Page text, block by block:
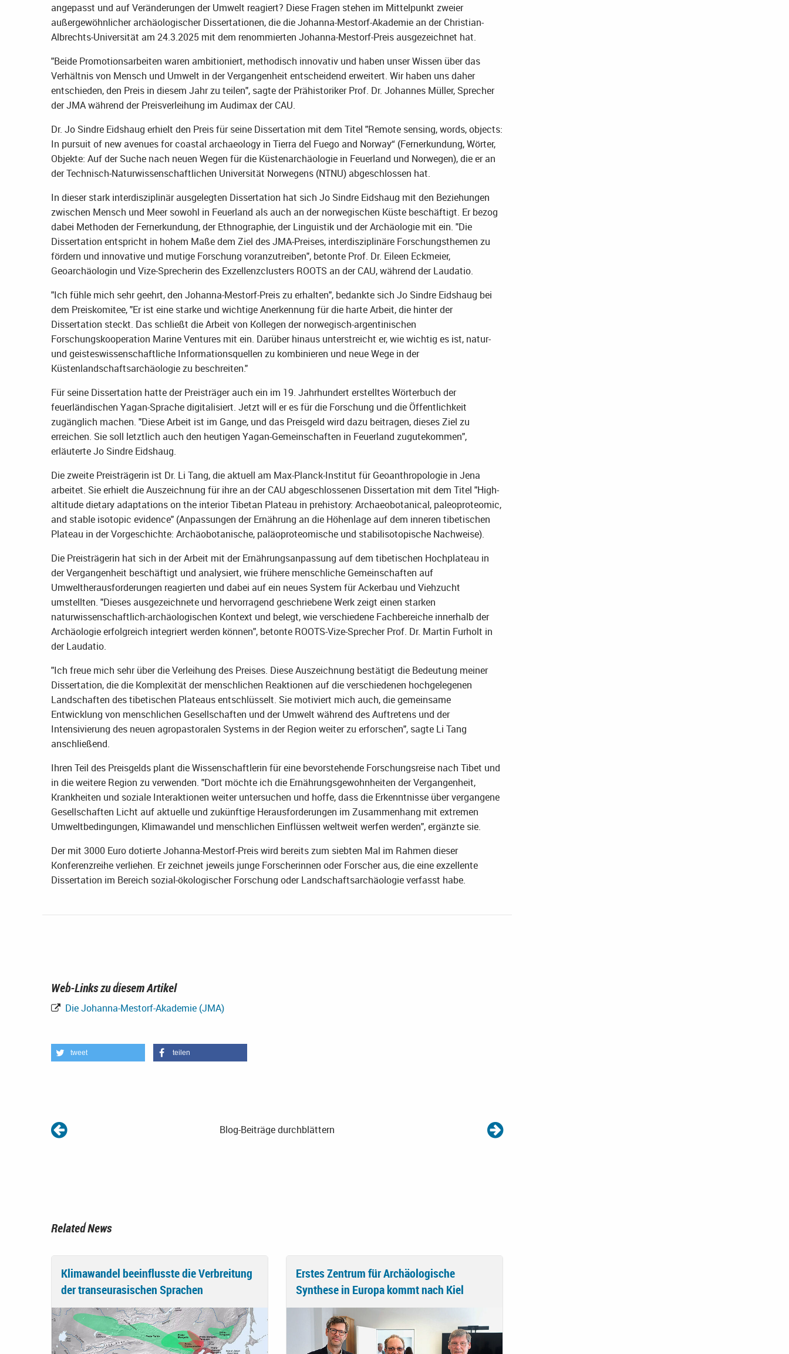
angepasst und auf Veränderungen der Umwelt reagiert? Diese Fragen stehen im Mittelpunkt zweier
außergewöhnlicher archäologischer Dissertationen, die die Johanna-Mestorf-Akademie an der Christian-
Albrechts-Universität am 24.3.2025 mit dem renommierten Johanna-Mestorf-Preis ausgezeichnet hat.
"Beide Promotionsarbeiten waren ambitioniert, methodisch innovativ und haben unser Wissen über das
Verhältnis von Mensch und Umwelt in der Vergangenheit entscheidend erweitert. Wir haben uns daher
entschieden, den Preis in diesem Jahr zu teilen", sagte der Prähistoriker Prof. Dr. Johannes Müller, Sprecher
der JMA während der Preisverleihung im Audimax der CAU.
Dr. Jo Sindre Eidshaug erhielt den Preis für seine Dissertation mit dem Titel "Remote sensing, words, objects:
In pursuit of new avenues for coastal archaeology in Tierra del Fuego and Norway“ (Fernerkundung, Wörter,
Objekte: Auf der Suche nach neuen Wegen für die Küstenarchäologie in Feuerland und Norwegen), die er an
der Technisch-Naturwissenschaftlichen Universität Norwegens (NTNU) abgeschlossen hat.
In dieser stark interdisziplinär ausgelegten Dissertation hat sich Jo Sindre Eidshaug mit den Beziehungen
zwischen Mensch und Meer sowohl in Feuerland als auch an der norwegischen Küste beschäftigt. Er bezog
dabei Methoden der Fernerkundung, der Ethnographie, der Linguistik und der Archäologie mit ein. "Die
Dissertation entspricht in hohem Maße dem Ziel des JMA-Preises, interdisziplinäre Forschungsthemen zu
fördern und innovative und mutige Forschung voranzutreiben", betonte Prof. Dr. Eileen Eckmeier,
Geoarchäologin und Vize-Sprecherin des Exzellenzclusters ROOTS an der CAU, während der Laudatio.
"Ich fühle mich sehr geehrt, den Johanna-Mestorf-Preis zu erhalten", bedankte sich Jo Sindre Eidshaug bei
dem Preiskomitee, "Er ist eine starke und wichtige Anerkennung für die harte Arbeit, die hinter der
Dissertation steckt. Das schließt die Arbeit von Kollegen der norwegisch-argentinischen
Forschungskooperation Marine Ventures mit ein. Darüber hinaus unterstreicht er, wie wichtig es ist, natur-
und geisteswissenschaftliche Informationsquellen zu kombinieren und neue Wege in der
Küstenlandschaftsarchäologie zu beschreiten."
Für seine Dissertation hatte der Preisträger auch ein im 19. Jahrhundert erstelltes Wörterbuch der
feuerländischen Yagan-Sprache digitalisiert. Jetzt will er es für die Forschung und die Öffentlichkeit
zugänglich machen. "Diese Arbeit ist im Gange, und das Preisgeld wird dazu beitragen, dieses Ziel zu
erreichen. Sie soll letztlich auch den heutigen Yagan-Gemeinschaften in Feuerland zugutekommen",
erläuterte Jo Sindre Eidshaug.
Die zweite Preisträgerin ist Dr. Li Tang, die aktuell am Max-Planck-Institut für Geoanthropologie in Jena
arbeitet. Sie erhielt die Auszeichnung für ihre an der CAU abgeschlossenen Dissertation mit dem Titel "High-
altitude dietary adaptations on the interior Tibetan Plateau in prehistory: Archaeobotanical, paleoproteomic,
and stable isotopic evidence" (Anpassungen der Ernährung an die Höhenlage auf dem inneren tibetischen
Plateau in der Vorgeschichte: Archäobotanische, paläoproteomische und stabilisotopische Nachweise).
Die Preisträgerin hat sich in der Arbeit mit der Ernährungsanpassung auf dem tibetischen Hochplateau in
der Vergangenheit beschäftigt und analysiert, wie frühere menschliche Gemeinschaften auf
Umweltherausforderungen reagierten und dabei auf ein neues System für Ackerbau und Viehzucht
umstellten. "Dieses ausgezeichnete und hervorragend geschriebene Werk zeigt einen starken
naturwissenschaftlich-archäologischen Kontext und belegt, wie verschiedene Fachbereiche innerhalb der
Archäologie erfolgreich integriert werden können", betonte ROOTS-Vize-Sprecher Prof. Dr. Martin Furholt in
der Laudatio.
"Ich freue mich sehr über die Verleihung des Preises. Diese Auszeichnung bestätigt die Bedeutung meiner
Dissertation, die die Komplexität der menschlichen Reaktionen auf die verschiedenen hochgelegenen
Landschaften des tibetischen Plateaus entschlüsselt. Sie motiviert mich auch, die gemeinsame
Entwicklung von menschlichen Gesellschaften und der Umwelt während des Auftretens und der
Intensivierung des neuen agropastoralen Systems in der Region weiter zu erforschen", sagte Li Tang
anschließend.
Ihren Teil des Preisgelds plant die Wissenschaftlerin für eine bevorstehende Forschungsreise nach Tibet und
in die weitere Region zu verwenden. "Dort möchte ich die Ernährungsgewohnheiten der Vergangenheit,
Krankheiten und soziale Interaktionen weiter untersuchen und hoffe, dass die Erkenntnisse über vergangene
Gesellschaften Licht auf aktuelle und zukünftige Herausforderungen im Zusammenhang mit extremen
Umweltbedingungen, Klimawandel und menschlichen Einflüssen weltweit werfen werden", ergänzte sie.
Der mit 3000 Euro dotierte Johanna-Mestorf-Preis wird bereits zum siebten Mal im Rahmen dieser
Konferenzreihe verliehen. Er zeichnet jeweils junge Forscherinnen oder Forscher aus, die eine exzellente
Dissertation im Bereich sozial-ökologischer Forschung oder Landschaftsarchäologie verfasst habe.
Web-Links zu diesem Artikel
Die Johanna-Mestorf-Akademie (JMA)
tweet teilen
Blog-Beiträge durchblättern
Related News
Klimawandel beeinflusste die Verbreitung
der transeurasischen Sprachen
Erstes Zentrum für Archäologische
Synthese in Europa kommt nach Kiel